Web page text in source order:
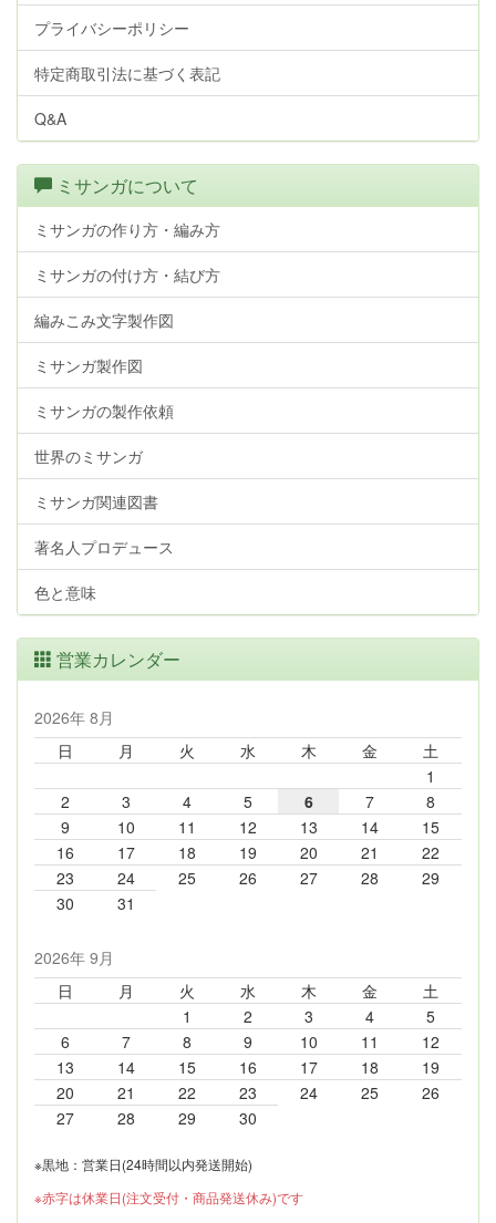
プライバシーポリシー
特定商取引法に基づく表記
Q&A
ミサンガについて
ミサンガの作り方・編み方
ミサンガの付け方・結び方
編みこみ文字製作図
ミサンガ製作図
ミサンガの製作依頼
世界のミサンガ
ミサンガ関連図書
著名人プロデュース
色と意味
営業カレンダー
2026年 8月
日
月 火 水 木 金
土
1
2
3 4 5 6 7
8
9
10 11 12 13 14
15
16
17 18 19 20 21
22
23
24 25 26 27 28
29
30
31
2026年 9月
日
月 火 水 木 金
土
1
2 3 4
5
6
7 8 9 10 11
12
13
14 15 16 17 18
19
20
21 22 23 24 25
26
27
28 29 30
※黒地：営業日(24時間以内発送開始)
※赤字は休業日(注文受付・商品発送休み)です